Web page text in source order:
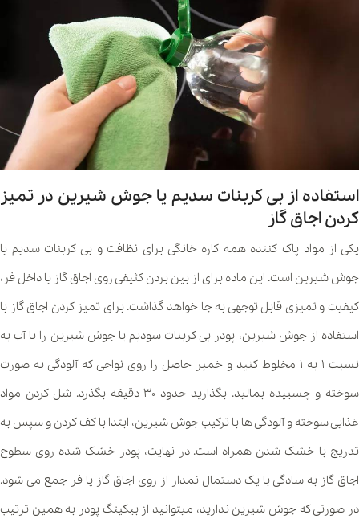
استفاده از بی کربنات سدیم یا جوش شیرین در تمیز
کردن اجاق گاز
یکی از مواد پاک کننده همه کاره خانگی برای نظافت و بی کربنات سدیم یا
جوش شیرین است. این ماده برای از بین بردن کثیفی روی اجاق گاز یا داخل فر،
کیفیت و تمیزی قابل توجهی به جا خواهد گذاشت. برای تمیز کردن اجاق گاز با
استفاده از جوش شیرین، پودر بی کربنات سودیم یا جوش شیرین را با آب به
نسبت ۱ به ۱ مخلوط کنید و خمیر حاصل را روی نواحی که آلودگی به صورت
سوخته و چسبیده بمالید. بگذارید حدود ۳۰ دقیقه بگذرد. شل کردن مواد
غذایی سوخته و آلودگی ها با ترکیب جوش شیرین، ابتدا با کف کردن و سپس به
تدریج با خشک شدن همراه است. در نهایت، پودر خشک شده روی سطوح
اجاق گاز به سادگی با یک دستمال نمدار از روی اجاق گاز یا فر جمع می شود.
در صورتی که جوش شیرین ندارید، میتوانید از بیکینگ پودر به همین ترتیب